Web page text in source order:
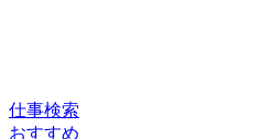
仕事検索
おすすめ